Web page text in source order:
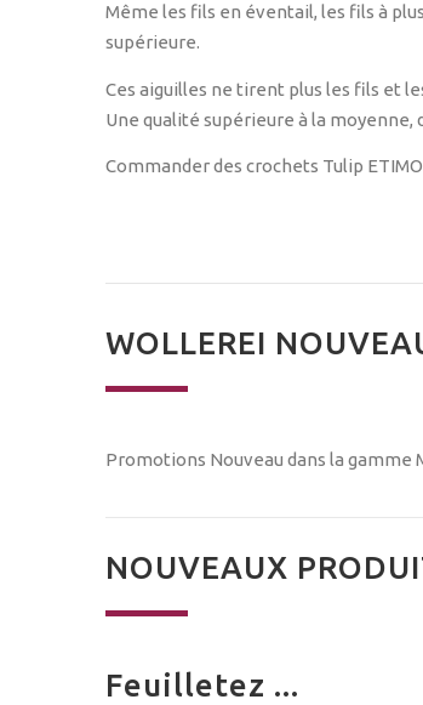
Même les fils en éventail, les fils à
supérieure.
Ces aiguilles ne tirent plus les fils et
Une qualité supérieure à la moyenne,
Commander des crochets Tulip
WOLLEREI
Promotions Nouveau dans la gamme
NOUVEAUX
Feuilletez ...